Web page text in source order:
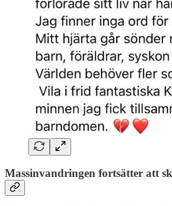
Massinvandringen fortsätter att